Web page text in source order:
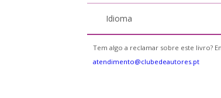
Idioma
Tem algo a reclamar sobre este livro?
atendimento@clubedeautores.pt